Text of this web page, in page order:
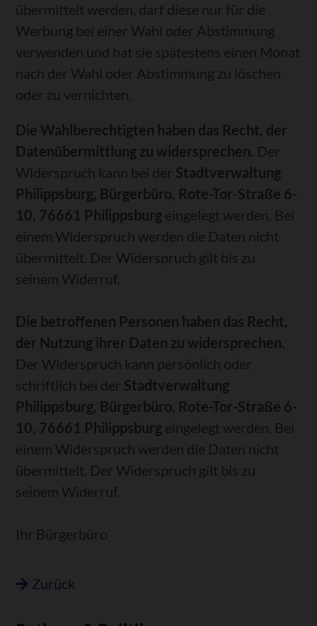
übermittelt werden, darf diese nur für die
Werbung bei einer Wahl oder Abstimmung
verwenden und hat sie spätestens einen Monat
nach der Wahl oder Abstimmung zu löschen
oder zu vernichten.
Die Wahlberechtigten haben das Recht, der
Datenübermittlung zu widersprechen. Der
Widerspruch kann bei der Stadtverwaltung
Philippsburg, Bürgerbüro, Rote-Tor-Straße 6-
10, 76661 Philippsburg eingelegt werden. Bei
einem Widerspruch werden die Daten nicht
übermittelt. Der Widerspruch gilt bis zu
seinem Widerruf.
Die betroffenen Personen haben das Recht,
der Nutzung ihrer Daten zu widersprechen.
Der Widerspruch kann persönlich oder
schriftlich bei der Stadtverwaltung
Philippsburg, Bürgerbüro, Rote-Tor-Straße 6-
10, 76661 Philippsburg eingelegt werden. Bei
einem Widerspruch werden die Daten nicht
übermittelt. Der Widerspruch gilt bis zu
seinem Widerruf.
Ihr Bürgerbüro
Zurück